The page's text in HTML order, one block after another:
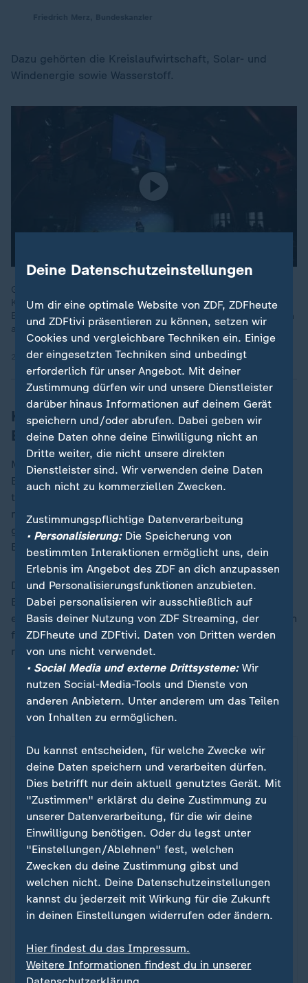
Dazu gehörten die Kreislaufwirtschaft, Solar- und
Windenergie sowie Wasserstoff.
Gesandte aus über 30 Staaten treffen sich beim Petersberger
Klimadialog in Berlin und diskutieren über Klimaschutz.
Bundesumweltminister Schneider sieht darin trotz vieler Krisen
auch Chancen.
21.04.2026 | 0:16 min
Kanzler nennt keine konkreten
Emissionsziele
Merz bekannte sich zum Instrument des
Emissionshandels, weil dieses "marktbasiert und
technologieneutral" sei. Der EU-Emissionshandel
müsse daher "beibehalten und fit für die Zukunft"
gemacht werden "mit dem klaren Fokus auf der
Bewahrung der Wettbewerbsfähigkeit".
Das Pariser Klimaabkommen nannte Merz die "größte
Errungenschaft" im Kampf gegen die Erderwärmung,
er vermied es aber, konkrete Emissionsziele oder Daten
für das Erreichen der Treibhausgasneutralität zu
nennen.
Kann das neue Klimaschutzprogramm der
Bundesregierung wirklich was?
CO2: Änderung seit 1990
ZDFheute Infografik
Ein Klick für den Datenschutz
Für die Darstellung von ZDFheute Infografiken
nutzen wir die Software von Datawrapper. Erst
wenn Sie hier klicken, werden die Grafiken
nachgeladen. Ihre IP-Adresse wird dabei an
externe Server von Datawrapper übertragen.
Über den Datenschutz von Datawrapper
können Sie sich auf der Seite des Anbieters
informieren. Um Ihre künftigen Besuche zu
erleichtern, speichern wir Ihre Zustimmung in
Deine Datenschutzeinstellungen
Um dir eine optimale Website von ZDF, ZDFheute
und ZDFtivi präsentieren zu können, setzen wir
Cookies und vergleichbare Techniken ein. Einige
der eingesetzten Techniken sind unbedingt
erforderlich für unser Angebot. Mit deiner
Zustimmung dürfen wir und unsere Dienstleister
darüber hinaus Informationen auf deinem Gerät
speichern und/oder abrufen. Dabei geben wir
deine Daten ohne deine Einwilligung nicht an
Dritte weiter, die nicht unsere direkten
Dienstleister sind. Wir verwenden deine Daten
auch nicht zu kommerziellen Zwecken.
Zustimmungspflichtige Datenverarbeitung
• Personalisierung:Die Speicherung von
bestimmten Interaktionen ermöglicht uns, dein
Erlebnis im Angebot des ZDF an dich anzupassen
und Personalisierungsfunktionen anzubieten.
Dabei personalisieren wir ausschließlich auf
Basis deiner Nutzung von ZDF Streaming, der
ZDFheute und ZDFtivi. Daten von Dritten werden
von uns nicht verwendet.
• Social Media und externe Drittsysteme:Wir
nutzen Social-Media-Tools und Dienste von
anderen Anbietern. Unter anderem um das Teilen
von Inhalten zu ermöglichen.
Du kannst entscheiden, für welche Zwecke wir
deine Daten speichern und verarbeiten dürfen.
Dies betrifft nur dein aktuell genutztes Gerät. Mit
"Zustimmen" erklärst du deine Zustimmung zu
unserer Datenverarbeitung, für die wir deine
Einwilligung benötigen. Oder du legst unter
"Einstellungen/Ablehnen" fest, welchen
Zwecken du deine Zustimmung gibst und
welchen nicht. Deine Datenschutzeinstellungen
kannst du jederzeit mit Wirkung für die Zukunft
in deinen Einstellungen widerrufen oder ändern.
Hier findest du das Impressum.
Weitere Informationen findest du in unserer